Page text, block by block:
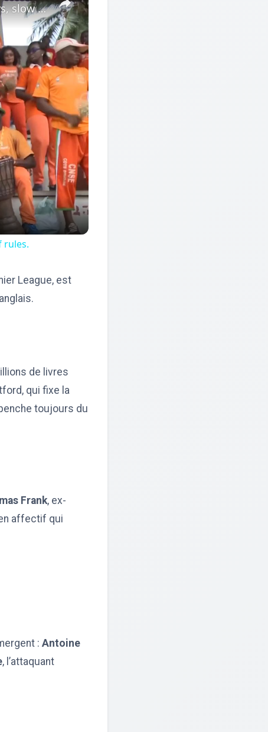
Côte d'Ivoire: Fans denied FIFA World Cup trip amid visa delays, slow easing of rules.
rules.
League, est
de livres
qui fixe la
toujours du
Frank, ex-
affectif qui
: Antoine
, l’attaquant